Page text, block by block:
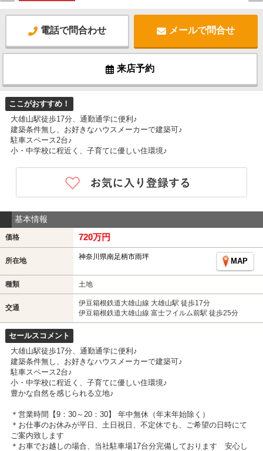
電話で問合わせ メールで問合せ
来店予約
ここがおすすめ！
大雄山駅徒歩17分、通勤通学に便利♪
建築条件無し、お好きなハウスメーカーで建築可♪
駐車スペース2台♪
小・中学校に程近く、子育てに優しい住環境♪
基本情報
価格 720万円
所在地 神奈川県南足柄市雨坪
MAP
種類 土地
交通
伊豆箱根鉄道大雄山線 大雄山駅 徒歩17分
伊豆箱根鉄道大雄山線 富士フイルム前駅 徒歩25分
セールスコメント
大雄山駅徒歩17分、通勤通学に便利♪
建築条件無し、お好きなハウスメーカーで建築可♪
駐車スペース2台♪
小・中学校に程近く、子育てに優しい住環境♪
豊かな自然を感じられる立地♪
＊営業時間【9：30～20：30】 年中無休（年末年始除く）
＊お仕事のお休みが平日、土日祝日、不定休でも、ご希望の日時にて
ご案内致します
＊お車でお越しの場合、当社駐車場17台分完備しております 安心し